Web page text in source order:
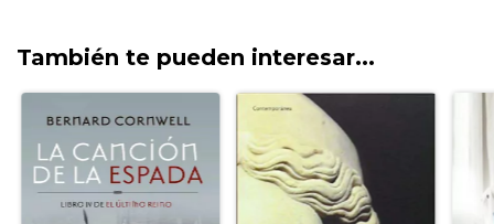
También te pueden interesar...